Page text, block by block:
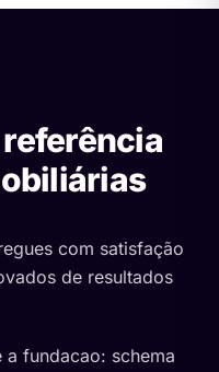
referência
com satisfação
de resultados
a fundacao: schema